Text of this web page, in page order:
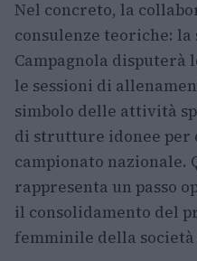
Nel concreto, la
consulenze teoriche: la
Campagnola disputerà
le sessioni di
simbolo delle attività
di strutture idonee per
campionato nazionale.
rappresenta un passo
il consolidamento del
femminile della